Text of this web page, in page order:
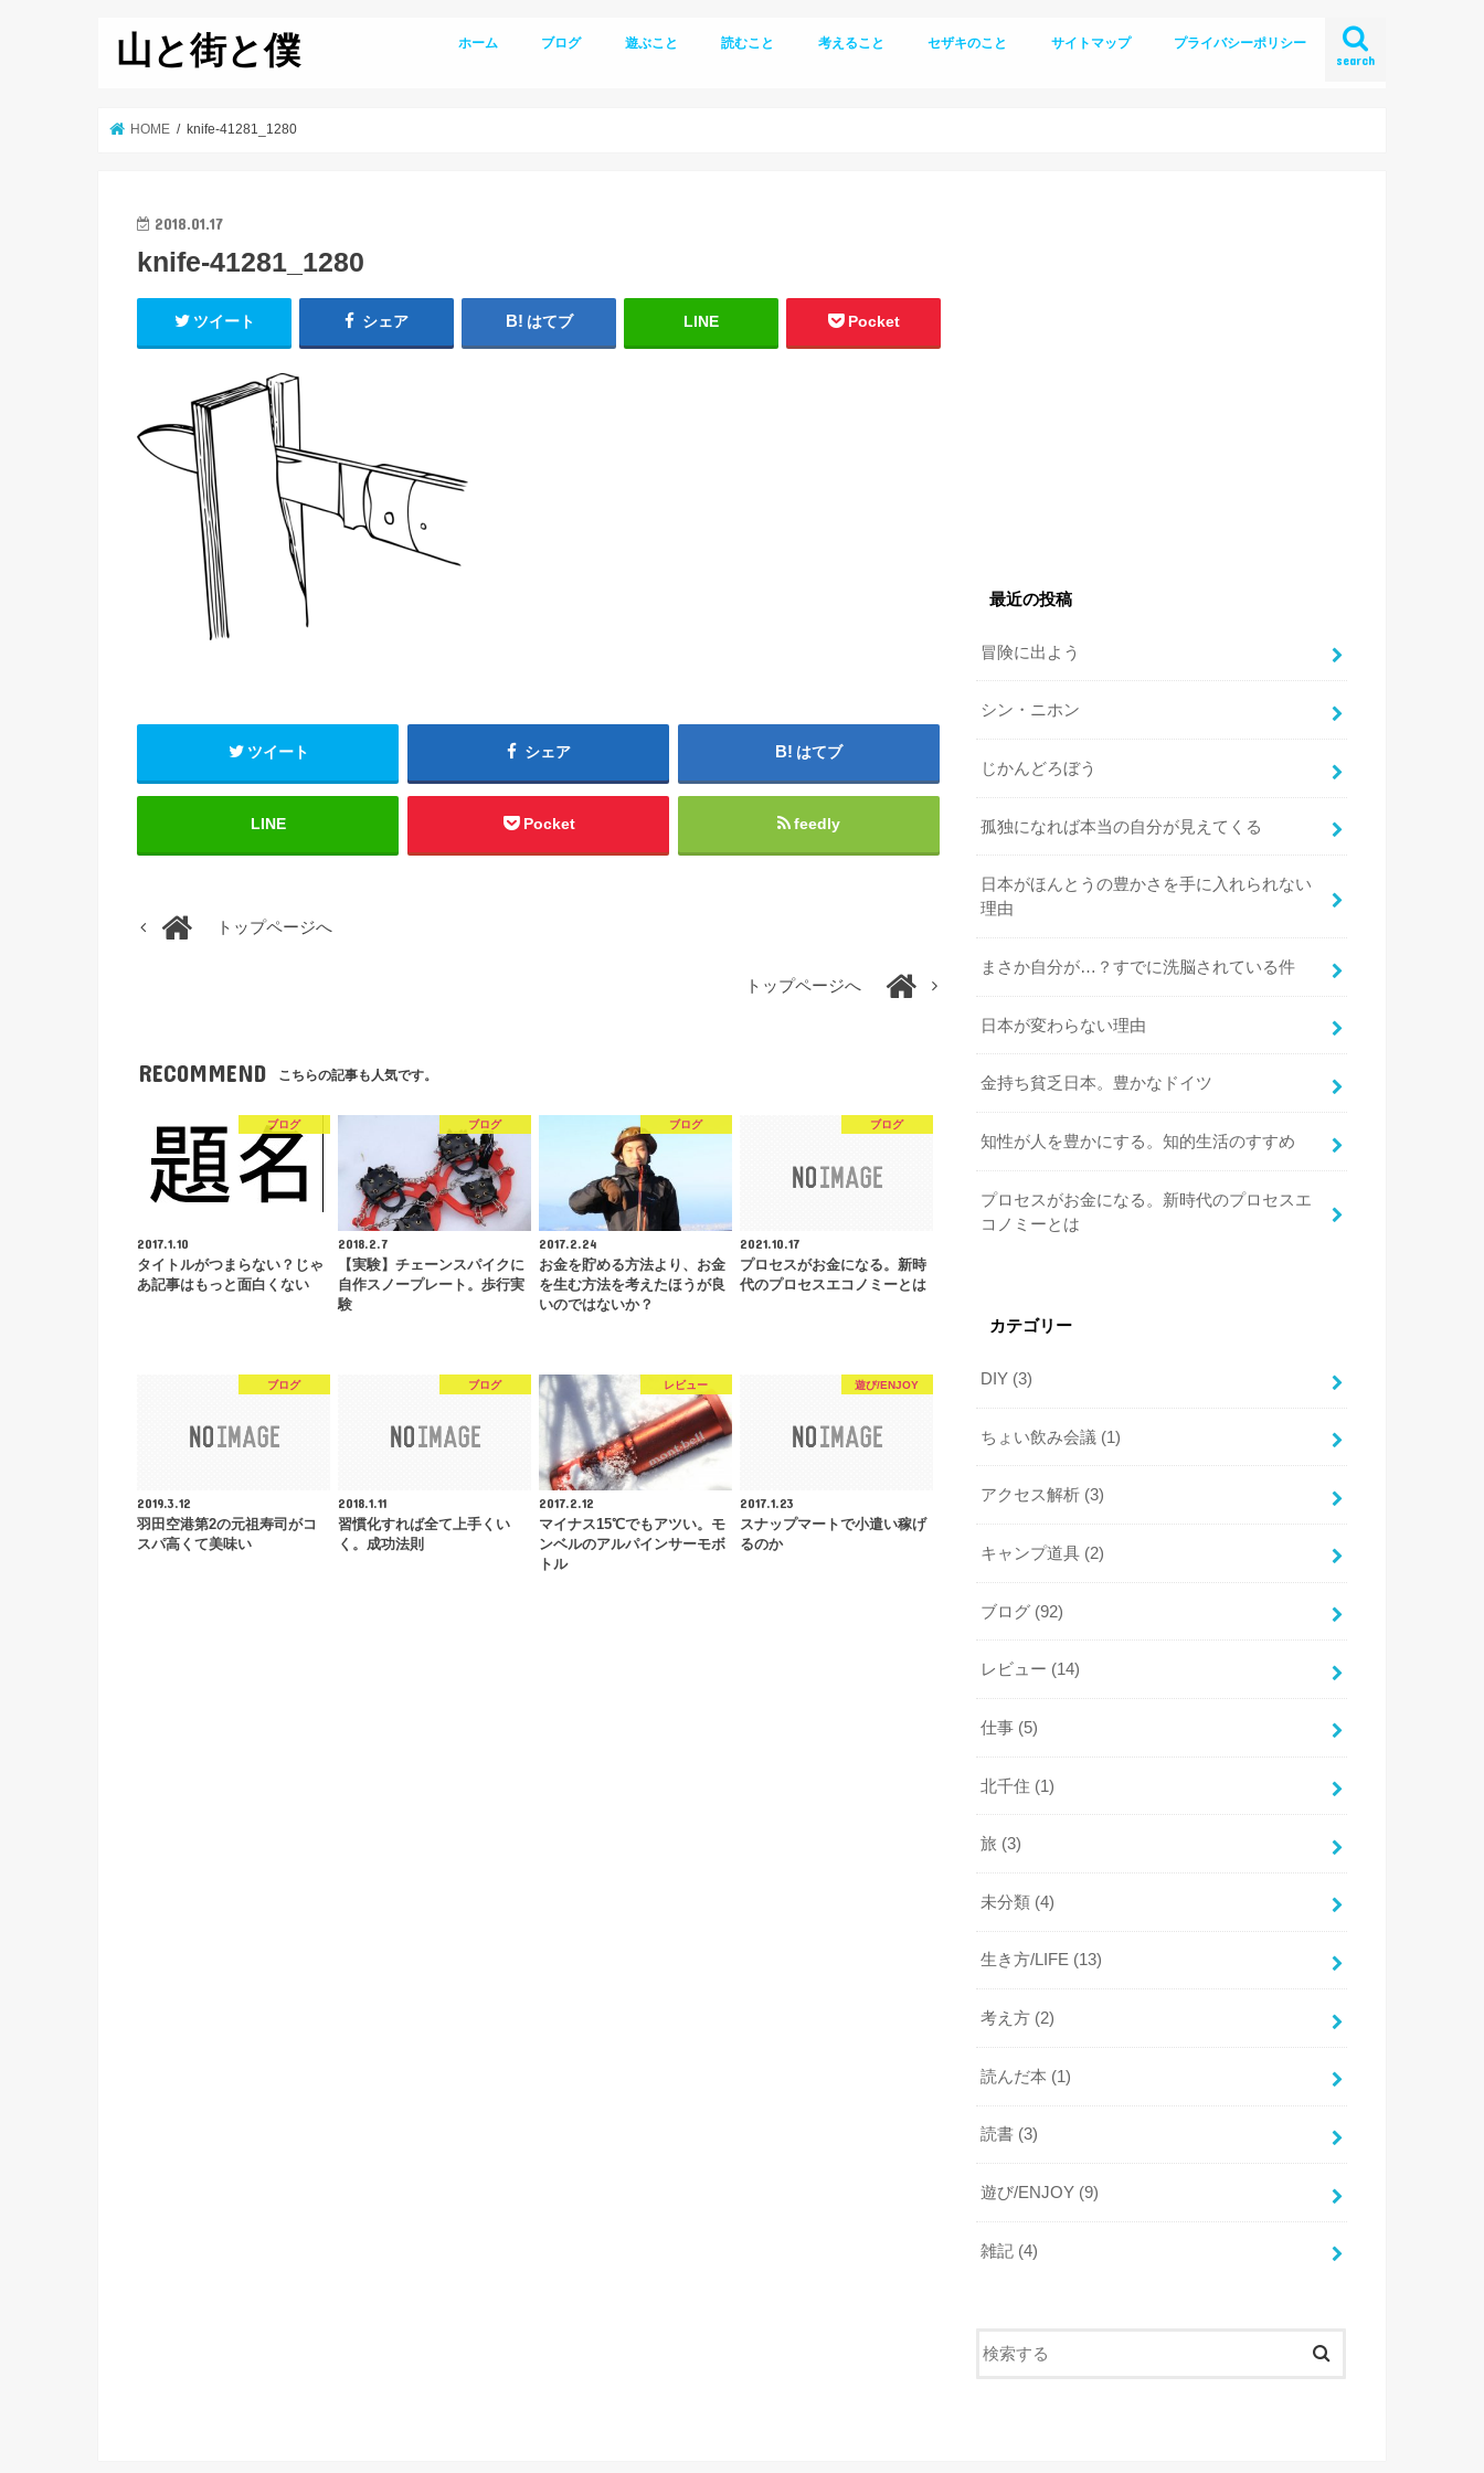
山と街と僕 search
ホーム ブログ 遊ぶこと 読むこと 考えること セザキのこと サイトマップ プライバシーポリシー
HOME knife-41281_1280
2018.01.17
knife-41281_1280
ツイート シェア はてブ LINE Pocket
ツイート シェア はてブ
LINE Pocket feedly
トップページへ
トップページへ
RECOMMEND こちらの記事も人気です。
ブログ
2017.1.10
タイトルがつまらない？じゃ
あ記事はもっと面白くない
ブログ
2018.2.7
【実験】チェーンスパイクに
自作スノープレート。歩行実
験
ブログ
2017.2.24
お金を貯める方法より、お金
を生む方法を考えたほうが良
いのではないか？
ブログ
2021.10.17
プロセスがお金になる。新時
代のプロセスエコノミーとは
ブログ
2019.3.12
羽田空港第2の元祖寿司がコ
スパ高くて美味い
ブログ
2018.1.11
習慣化すれば全て上手くい
く。成功法則
レビュー
2017.2.12
マイナス15℃でもアツい。モ
ンベルのアルパインサーモボ
トル
遊び/ENJOY
2017.1.23
スナップマートで小遣い稼げ
るのか
最近の投稿
冒険に出よう
シン・ニホン
じかんどろぼう
孤独になれば本当の自分が見えてくる
日本がほんとうの豊かさを手に入れられない
理由
まさか自分が…？すでに洗脳されている件
日本が変わらない理由
金持ち貧乏日本。豊かなドイツ
知性が人を豊かにする。知的生活のすすめ
プロセスがお金になる。新時代のプロセスエ
コノミーとは
カテゴリー
DIY (3)
ちょい飲み会議 (1)
アクセス解析 (3)
キャンプ道具 (2)
ブログ (92)
レビュー (14)
仕事 (5)
北千住 (1)
旅 (3)
未分類 (4)
生き方/LIFE (13)
考え方 (2)
読んだ本 (1)
読書 (3)
遊び/ENJOY (9)
雑記 (4)